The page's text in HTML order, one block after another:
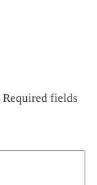
Required fields